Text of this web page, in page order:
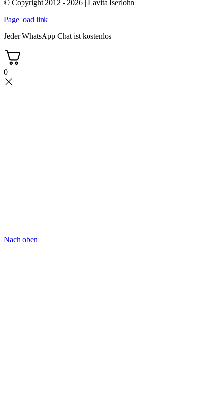
© Copyright 2012 - 2026 | Lavita Iserlohn
Page load link
Jeder WhatsApp Chat ist kostenlos
0
Nach oben